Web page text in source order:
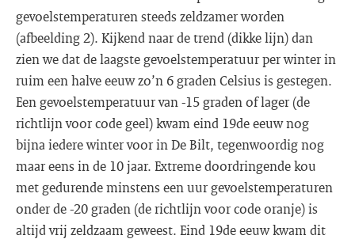
gevoelstemperaturen steeds zeldzamer worden
(afbeelding 2). Kijkend naar de trend (dikke lijn) dan
zien we dat de laagste gevoelstemperatuur per winter in
ruim een halve eeuw zo’n 6 graden Celsius is gestegen.
Een gevoelstemperatuur van -15 graden of lager (de
richtlijn voor code geel) kwam eind 19de eeuw nog
bijna iedere winter voor in De Bilt, tegenwoordig nog
maar eens in de 10 jaar. Extreme doordringende kou
met gedurende minstens een uur gevoelstemperaturen
onder de -20 graden (de richtlijn voor code oranje) is
altijd vrij zeldzaam geweest. Eind 19de eeuw kwam dit